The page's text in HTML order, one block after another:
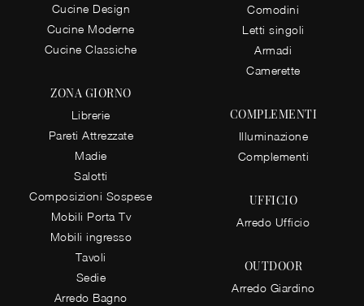
Cucine Design
Cucine Moderne
Cucine Classiche
ZONA GIORNO
Librerie
Pareti Attrezzate
Madie
Salotti
Composizioni Sospese
Mobili Porta Tv
Mobili ingresso
Tavoli
Sedie
Arredo Bagno
Comodini
Letti singoli
Armadi
Camerette
COMPLEMENTI
Illuminazione
Complementi
UFFICIO
Arredo Ufficio
OUTDOOR
Arredo Giardino